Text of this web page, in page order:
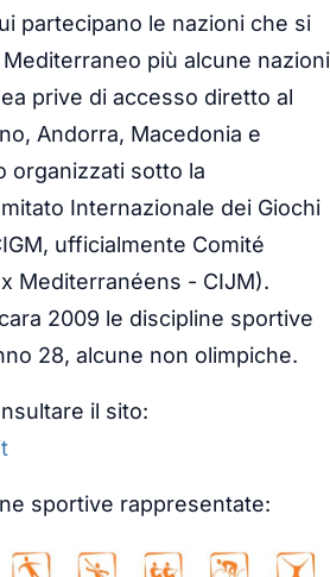
partecipano le nazioni che si
più alcune nazioni
prive di accesso diretto al
Andorra, Macedonia e
organizzati sotto la
Internazionale dei Giochi
ufficialmente Comité
Mediterranéens - CIJM).
2009 le discipline sportive
28, alcune non olimpiche.
il sito:
sportive rappresentate: